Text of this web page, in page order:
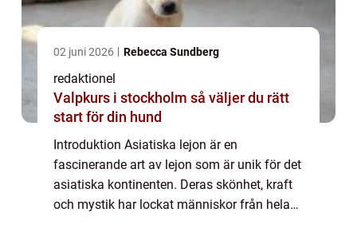
02 juni 2026 Rebecca Sundberg
redaktionel
Valpkurs i stockholm så väljer du rätt
start för din hund
Introduktion Asiatiska lejon är en
fascinerande art av lejon som är unik för det
asiatiska kontinenten. Deras skönhet, kraft
och mystik har lockat människor från hela